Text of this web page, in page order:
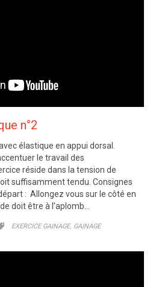
n°2
élastique en appui dorsal.
le travail des
réside dans la tension de
suffisamment tendu. Consignes
: Allongez vous sur le côté en
doit être à l’aplomb…
CATEGORY
EXERCICE GAINAGE, GAINAGE